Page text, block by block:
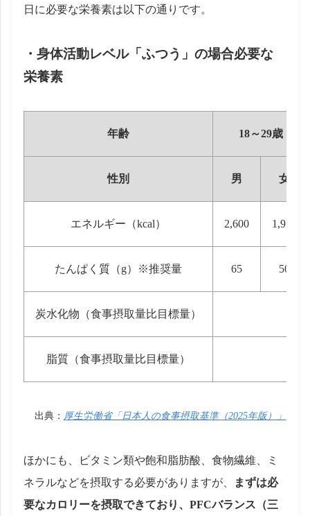
日に必要な栄養素は以下の通りです。
・身体活動レベル「ふつう」の場合必要な
栄養素
年齢 18～29歳
性別 男 女
エネルギー（kcal） 2,600 1,950
たんぱく質（g）※推奨量 65 50
炭水化物（食事摂取量比目標量）
脂質（食事摂取量比目標量）
出典： 厚生労働省「日本人の食事摂取基準（2025年版）」
ほかにも、ビタミン類や飽和脂肪酸、食物繊維、ミ
ネラルなどを摂取する必要がありますが、
まずは必
要なカロリーを摂取できており、PFCバランス（三